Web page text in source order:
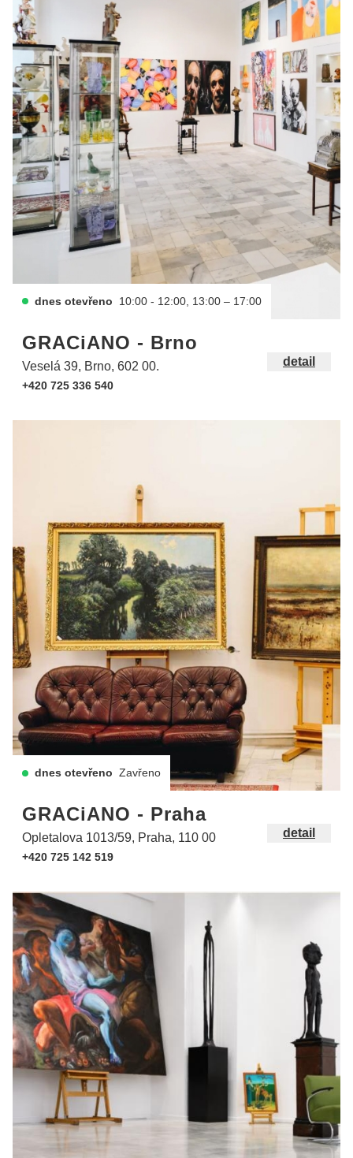
dnes otevřeno 10:00 - 12:00, 13:00 – 17:00
GRACiANO - Brno
Veselá 39, Brno, 602 00.
+420 725 336 540
detail
dnes otevřeno Zavřeno
GRACiANO - Praha
Opletalova 1013/59, Praha, 110 00
+420 725 142 519
detail